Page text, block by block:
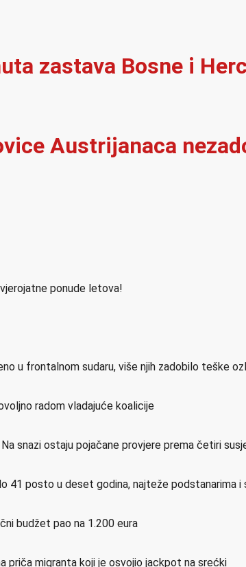
zastava Bosne i
Austrijanaca
ponude letova!
u frontalnom sudaru, više njih zadobilo teške
radom vladajuće koalicije
snazi ostaju pojačane provjere prema četiri
41 posto u deset godina, najteže podstanarima i
budžet pao na 1.200 eura
priča migranta koji je osvojio jackpot na srećki